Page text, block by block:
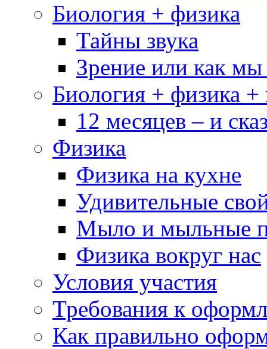
Биология + физика
Тайны звука
Зрение или как
Биология + физика +
12 месяцев – и
Физика
Физика на кухне
Удивительные
Мыло и мыльные
Физика вокруг нас
Условия участия
Требования к
Как правильно